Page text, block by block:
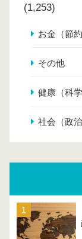
(1,253)
お金（節
その他
健康（科
社会（政